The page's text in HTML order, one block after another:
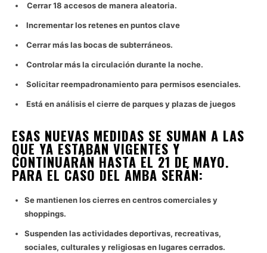
Cerrar 18 accesos de manera aleatoria.
Incrementar los retenes en puntos clave
Cerrar más las bocas de subterráneos.
Controlar más la circulación durante la noche.
Solicitar reempadronamiento para permisos esenciales.
Está en análisis el cierre de parques y plazas de juegos
ESAS NUEVAS MEDIDAS SE SUMAN A LAS
QUE YA ESTABAN VIGENTES Y
CONTINUARÁN HASTA EL 21 DE MAYO.
PARA EL CASO DEL AMBA SERÁN:
Se mantienen los cierres en centros comerciales y
shoppings.
Suspenden las actividades deportivas, recreativas,
sociales, culturales y religiosas en lugares cerrados.